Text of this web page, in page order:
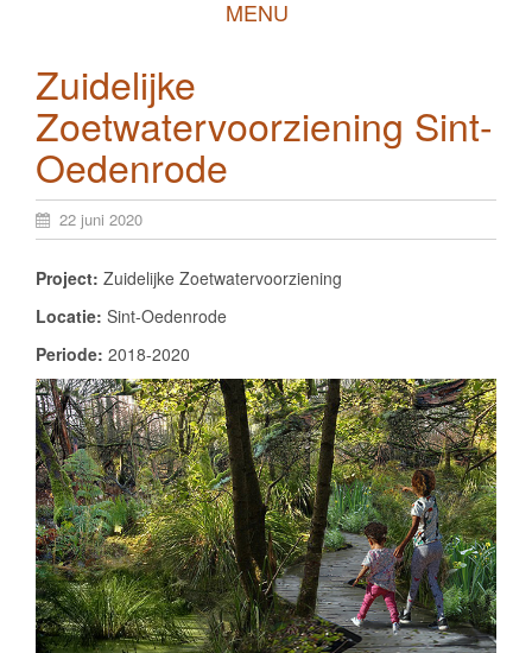
MENU
TO
CONTENT
Zuidelijke
Zoetwatervoorziening Sint-
Oedenrode
22 juni 2020
Project: Zuidelijke Zoetwatervoorziening
Locatie: Sint-Oedenrode
Periode: 2018-2020